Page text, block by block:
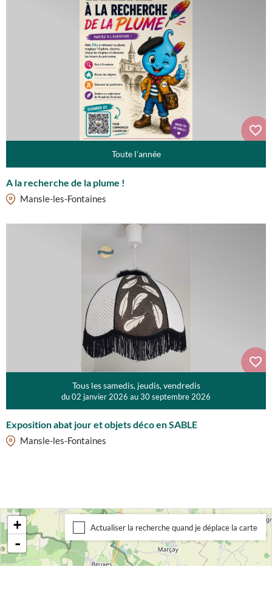
Toute l'année
A la recherche de la plume !
Mansle-les-Fontaines
Tous les samedis, jeudis, vendredis
du 02 janvier 2026 au 30 septembre 2026
Exposition abat jour et objets déco en SABLE
Mansle-les-Fontaines
+
-
Actualiser la recherche quand je déplace la carte